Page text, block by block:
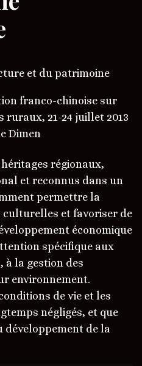
et du patrimoine
franco-chinoise sur
21-24 juillet 2013
Dimen
régionaux,
et reconnus dans un
permettre la
et favoriser de
économique
spécifique aux
la gestion des
environnement.
de vie et les
négligés, et que
développement de la